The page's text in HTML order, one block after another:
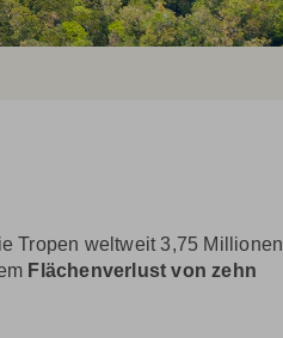
Tropen weltweit 3,75 Millionen
Flächenverlust von zehn